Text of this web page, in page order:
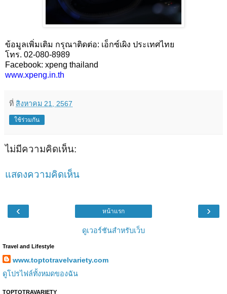
ข้อมูลเพิ่มเติม กรุณาติดต่อ: เอ็กซ์เผิง ประเทศไทย
โทร. 02-080-8989
Facebook: xpeng thailand
www.xpeng.in.th
ที่ สิงหาคม 21, 2567
ใช้ร่วมกัน
ไม่มีความคิดเห็น:
แสดงความคิดเห็น
‹ ›
หน้าแรก
ดูเวอร์ชันสำหรับเว็บ
Travel and Lifestyle
www.toptotravelvariety.com
ดูโปรไฟล์ทั้งหมดของฉัน
TOPTOTRAVARIETY